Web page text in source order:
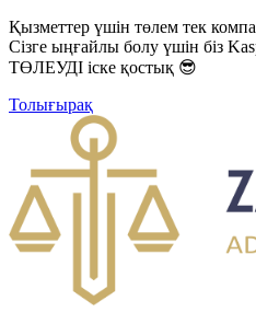
Қызметтер үшін төлем тек
Сізге ыңғайлы болу үшін біз
ТӨЛЕУДІ іске қостық 😎
Толығырақ